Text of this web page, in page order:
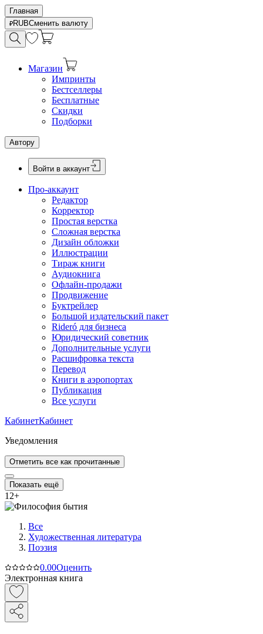
Главная
RUBСменить валюту
Магазин
Импринты
Бестселлеры
Бесплатные
Скидки
Подборки
Автору
Войти в аккаунт
Про-аккаунт
Редактор
Корректор
Простая верстка
Сложная верстка
Дизайн обложки
Иллюстрации
Тираж книги
Аудиокнига
Офлайн-продажи
Продвижение
Буктрейлер
Большой издательский пакет
Rideró для бизнеса
Юридический советник
Дополнительные услуги
Расшифровка текста
Перевод
Книги в аэропортах
Публикация
Все услуги
КабинетКабинет
Уведомления
Отметить все как прочитанные
Показать ещё
12+
Все
Художественная литература
Поэзия
0.00Оценить
Электронная книга